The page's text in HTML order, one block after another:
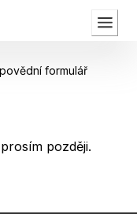
formulář
později.